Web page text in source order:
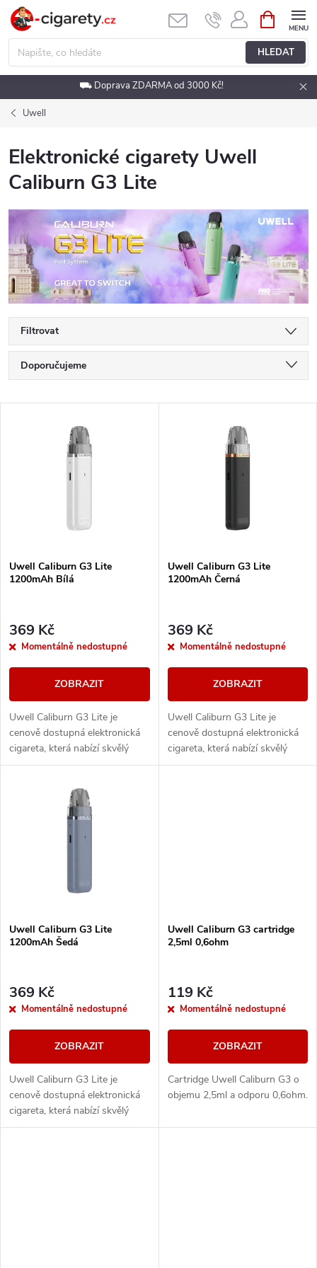
Přejít
obsah
HLEDAT
NÁKUPNÍ
KOŠÍK
⛟ Doprava ZDARMA od 3000 Kč!
Uwell
Elektronické cigarety Uwell
Caliburn G3 Lite
Filtrovat
Ř
a
p
r
o
u
k
Doporučujeme
Nejprodávanější
s
r
o
d
u
k
Uwell Caliburn G3 Lite
1200mAh Bílá
369 Kč
Momentálně nedostupné
ZOBRAZIT
Uwell Caliburn G3 Lite je
cenově dostupná elektronická
cigareta, která nabízí skvělý
poměr ceny a výkonu. I přes
vlastnosti, které...
Uwell Caliburn G3 Lite
1200mAh Černá
369 Kč
Momentálně nedostupné
ZOBRAZIT
Uwell Caliburn G3 Lite je
cenově dostupná elektronická
cigareta, která nabízí skvělý
poměr ceny a výkonu. I přes
Uwell Caliburn G3 Lite
1200mAh Šedá
369 Kč
Momentálně nedostupné
ZOBRAZIT
Uwell Caliburn G3 Lite je
cenově dostupná elektronická
cigareta, která nabízí skvělý
poměr ceny a výkonu. I přes
Uwell Caliburn G3 cartridge
2,5ml 0,6ohm
119 Kč
Momentálně nedostupné
ZOBRAZIT
Cartridge Uwell Caliburn G3 o
objemu 2,5ml a odporu 0,6ohm.